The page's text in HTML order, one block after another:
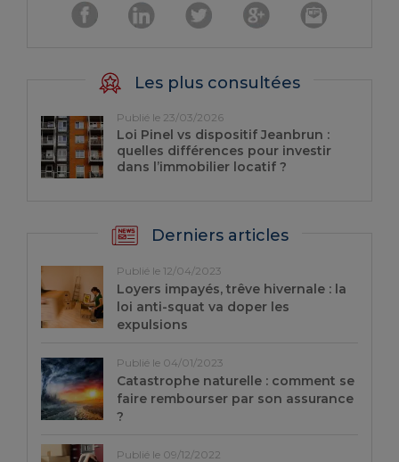
Les plus consultées
Publié le 23/03/2026
Loi Pinel vs dispositif Jeanbrun :
quelles différences pour investir
dans l’immobilier locatif ?
Derniers articles
Publié le 12/04/2023
Loyers impayés, trêve hivernale : la
loi anti-squat va doper les
expulsions
Publié le 04/01/2023
Catastrophe naturelle : comment se
faire rembourser par son assurance
?
Publié le 09/12/2022